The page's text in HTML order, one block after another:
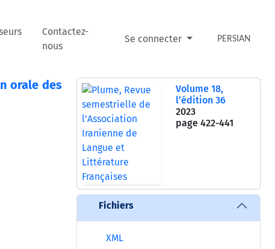
Contactez-
nous
Se connecter PERSIAN
orale des
Volume 18,
l’édition 36
2023
page 422-441
Fichiers
XML